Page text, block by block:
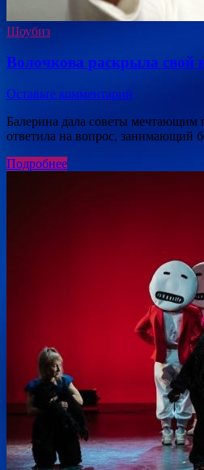
Шоубиз
Волочкова раскрыла свой
Оставьте комментарий
Балерина дала советы мечтающим
ответила на вопрос, занимающий
Подробнее